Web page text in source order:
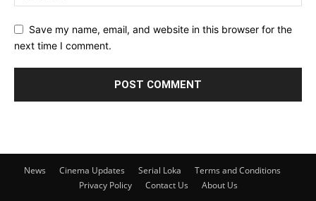
Save my name, email, and website in this browser for the
next time I comment.
News Cinema Updates Serial Loka
Terms and Conditions
Privacy Policy
Contact Us About Us